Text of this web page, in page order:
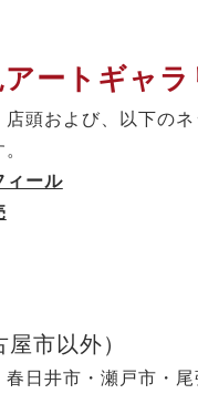
アートギャラ
頭および、以下の
ィール
市以外）
日井市・瀬戸市・